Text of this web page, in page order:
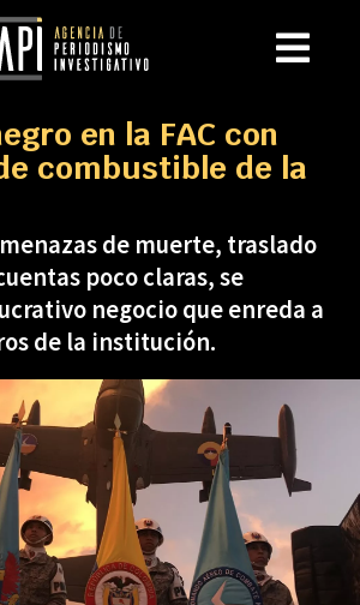
en la FAC con
combustible de la
de muerte, traslado
poco claras, se
negocio que enreda a
de la institución.